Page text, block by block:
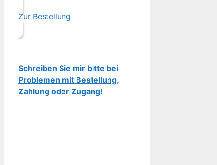
Zur Bestellung
Schreiben Sie mir bitte bei
Problemen mit Bestellung,
Zahlung oder Zugang!